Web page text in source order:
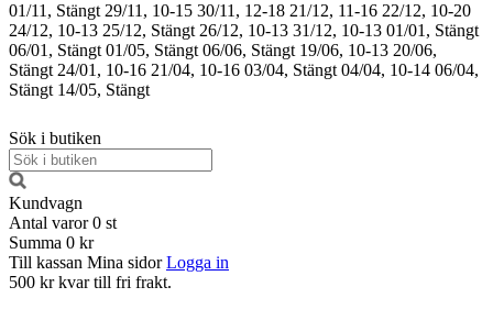
01/11, Stängt 29/11, 10-15 30/11, 12-18 21/12, 11-16 22/12, 10-20
24/12, 10-13 25/12, Stängt 26/12, 10-13 31/12, 10-13 01/01, Stängt
06/01, Stängt 01/05, Stängt 06/06, Stängt 19/06, 10-13 20/06,
Stängt 24/01, 10-16 21/04, 10-16 03/04, Stängt 04/04, 10-14 06/04,
Stängt 14/05, Stängt
Sök i butiken
Kundvagn
Antal varor 0 st
Summa 0 kr
Till kassan Mina sidor Logga in
500 kr kvar till fri frakt.